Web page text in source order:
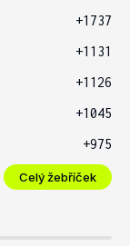
+1737
+1131
+1126
+1045
+975
Celý žebříček